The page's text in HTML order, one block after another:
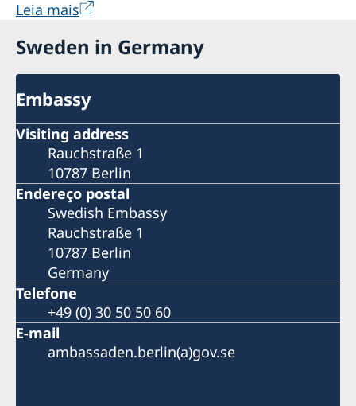
Leia mais
Sweden in Germany
Embassy
Visiting address
Rauchstraße 1
10787 Berlin
Endereço postal
Swedish Embassy
Rauchstraße 1
10787 Berlin
Germany
Telefone
+49 (0) 30 50 50 60
E-mail
ambassaden.berlin(a)gov.se